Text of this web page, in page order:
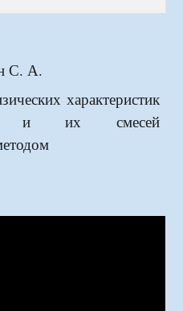
С. А.
характеристик
и их смесей